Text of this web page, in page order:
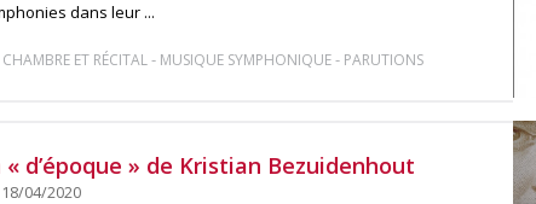
dans leur ...
ET RÉCITAL- MUSIQUE SYMPHONIQUE- PARUTIONS
d’époque » de Kristian Bezuidenhout
04/2020